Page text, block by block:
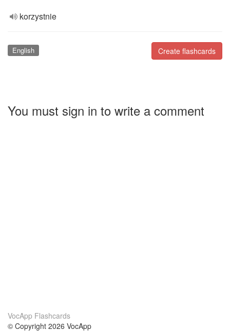
korzystnie
Create flashcards
English
You must sign in to write a comment
VocApp Flashcards
© Copyright 2026 VocApp